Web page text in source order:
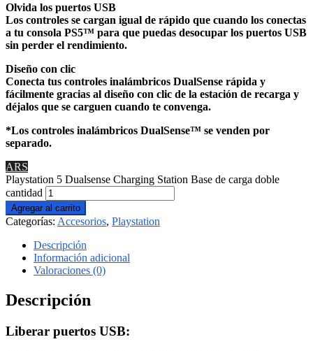
Olvida los puertos USB
Los controles se cargan igual de rápido que cuando los conectas
a tu consola PS5™ para que puedas desocupar los puertos USB
sin perder el rendimiento.
Diseño con clic
Conecta tus controles inalámbricos DualSense rápida y
fácilmente gracias al diseño con clic de la estación de recarga y
déjalos que se carguen cuando te convenga.
*Los controles inalámbricos DualSense™ se venden por
separado.
ARS
Playstation 5 Dualsense Charging Station Base de carga doble
cantidad
Agregar al carrito
Categorías: Accesorios, Playstation
Descripción
Información adicional
Valoraciones (0)
Descripción
Liberar puertos USB: